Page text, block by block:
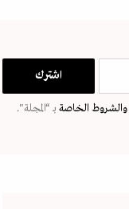
والشروط الخاصة بـ “المجلة".